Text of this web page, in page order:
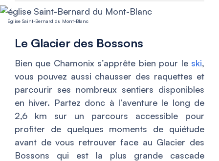
Église Saint-Bernard du Mont-Blanc
Le Glacier des Bossons
Bien que Chamonix s’apprête bien pour leski,
vous pouvez aussi chausser des raquettes et
parcourir ses nombreux sentiers disponibles
en hiver. Partez donc à l’aventure le long de
2,6 km sur un parcours accessible pour
profiter de quelques moments de quiétude
avant de vous retrouver face au Glacier des
Bossons qui est la plus grande cascade